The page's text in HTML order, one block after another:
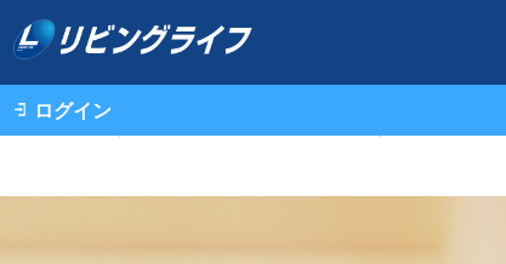
ログイン
不動産情報（一戸建て・中古マンション・土地）TOP